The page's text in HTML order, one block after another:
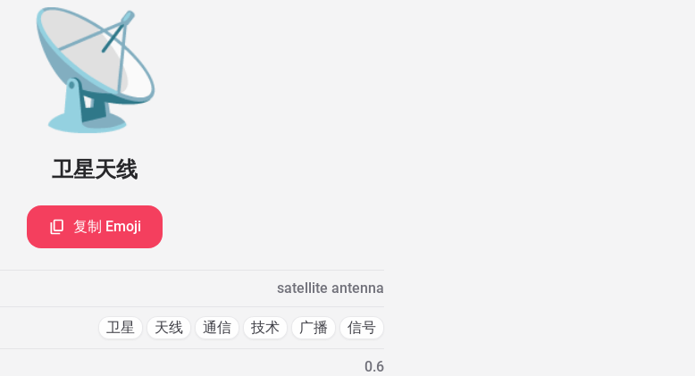
📡
卫星天线
复制 Emoji
satellite antenna
卫星 天线 通信 技术 广播 信号
0.6